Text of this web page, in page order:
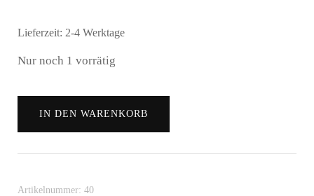
Lieferzeit: 2-4 Werktage
Nur noch 1 vorrätig
Vase
(Krug)
und
IN DEN WARENKORB
Artikelnummer: 40